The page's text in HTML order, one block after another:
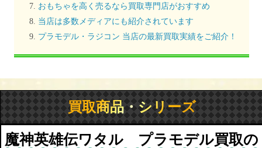
おもちゃを高く売るなら買取専門店がおすすめ
当店は多数メディアにも紹介されています
プラモデル・ラジコン 当店の最新買取実績をご紹介！
買取商品・シリーズ
魔神英雄伝ワタル プラモデル買取の